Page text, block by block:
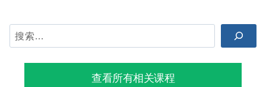
搜
索
查看所有相关课程